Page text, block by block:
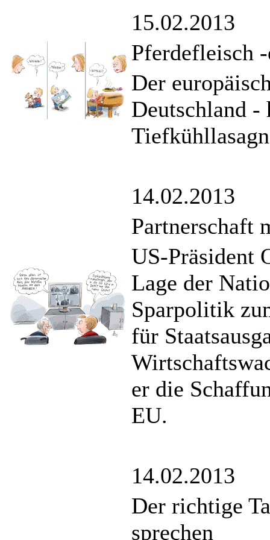
15.02.2013
Pferdefleisch
Der
Deutschland
14.02.2013
Partnerschaft
US-Präsident
Lage der
Sparpolitik
für
er die
EU.
14.02.2013
Der richtige
sprechen